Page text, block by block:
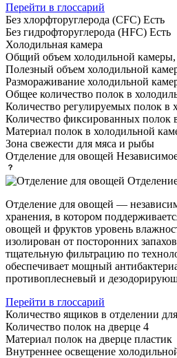
Перейти в глоссарий
Без хлорфторуглерода (CFC) Есть
Без гидрофторуглерода (HFC) Есть
Холодильная камера
Общий объем холодильной камеры,
Полезный объем холодильной
Размораживание холодильной
Общее количество полок в
Количество регулируемых полок в
Количество фиксированных полок
Материал полок в холодильной
Зона свежести для мяса и рыбы
Отделение для овощей
Отделение для овощей —
хранения, в котором
овощей и фруктов уровень
изолирован от посторонних
тщательную фильтрацию по
обеспечивает мощный
противоплесневый и
Перейти в глоссарий
Количество ящиков в отделении
Количество полок на дверце 4
Материал полок на дверце пластик
Внутреннее освещение